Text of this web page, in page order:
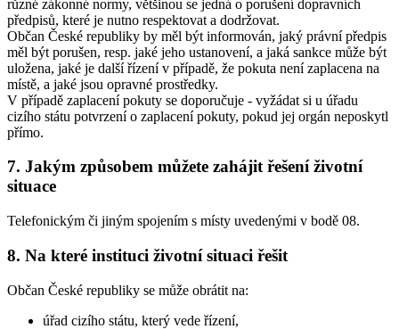
různé zákonné normy, většinou se jedná o porušení dopravních
předpisů, které je nutno respektovat a dodržovat.
Občan České republiky by měl být informován, jaký právní předpis
měl být porušen, resp. jaké jeho ustanovení, a jaká sankce může být
uložena, jaké je další řízení v případě, že pokuta není zaplacena na
místě, a jaké jsou opravné prostředky.
V případě zaplacení pokuty se doporučuje - vyžádat si u úřadu
cizího státu potvrzení o zaplacení pokuty, pokud jej orgán neposkytl
přímo.
7. Jakým způsobem můžete zahájit řešení životní
situace
Telefonickým či jiným spojením s místy uvedenými v bodě 08.
8. Na které instituci životní situaci řešit
Občan České republiky se může obrátit na:
úřad cizího státu, který vede řízení,